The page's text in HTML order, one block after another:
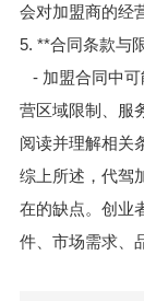
会对加盟商的经
5. **合同条款与
- 加盟合同中可
营区域限制、服
阅读并理解相关
综上所述，代驾
在的缺点。创业
件、市场需求、